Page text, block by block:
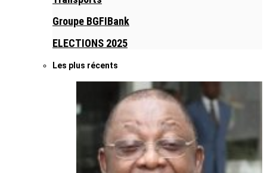
Groupe BGFIBank
ELECTIONS 2025
Les plus récents